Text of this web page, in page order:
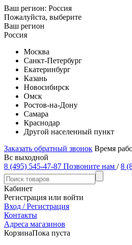
Ваш регион: Россия
Пожалуйста, выберите
Ваш регион
Россия
Москва
Санкт-Петербург
Екатеринбург
Казань
Новосибирск
Омск
Ростов-на-Дону
Самара
Краснодар
Другой населенный пункт
Заказать обратный звонок Время
Вс выходной
8 (495) 545-47-87 Позвоните нам / 8
Кабинет
Регистрация или войти
Вход / Регистрация
Контакты
Адреса магазинов
КорзинаПока пуста